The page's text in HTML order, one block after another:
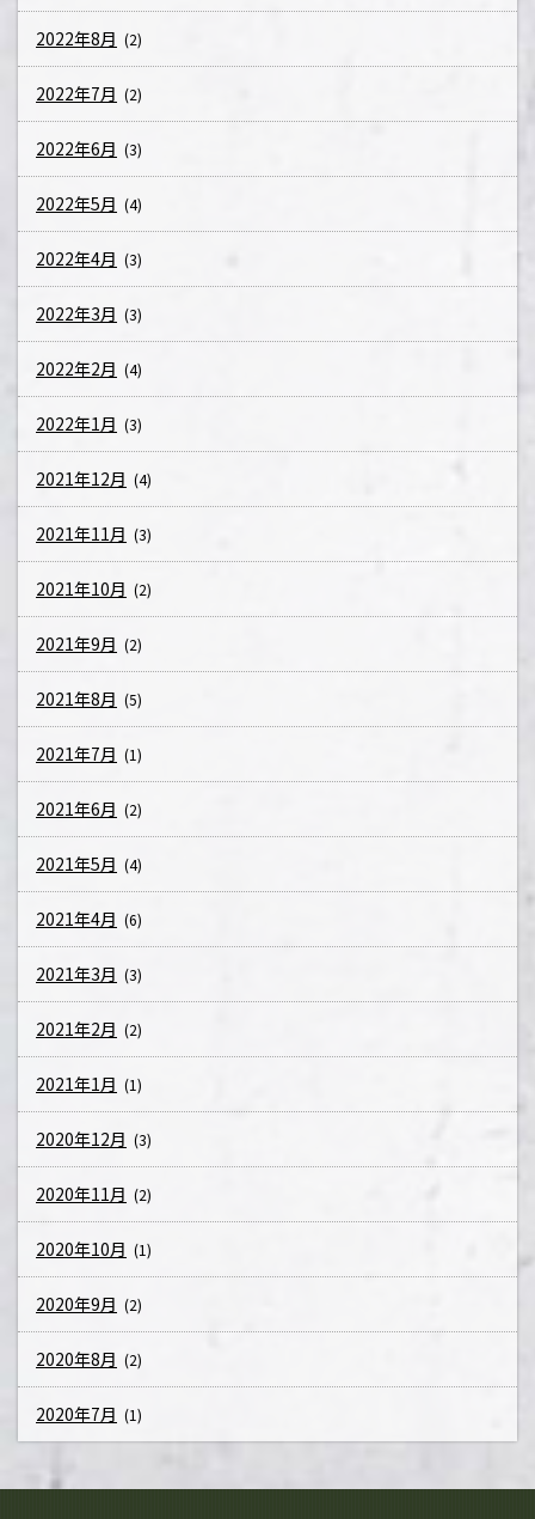
2022年8月 (2)
2022年7月 (2)
2022年6月 (3)
2022年5月 (4)
2022年4月 (3)
2022年3月 (3)
2022年2月 (4)
2022年1月 (3)
2021年12月 (4)
2021年11月 (3)
2021年10月 (2)
2021年9月 (2)
2021年8月 (5)
2021年7月 (1)
2021年6月 (2)
2021年5月 (4)
2021年4月 (6)
2021年3月 (3)
2021年2月 (2)
2021年1月 (1)
2020年12月 (3)
2020年11月 (2)
2020年10月 (1)
2020年9月 (2)
2020年8月 (2)
2020年7月 (1)